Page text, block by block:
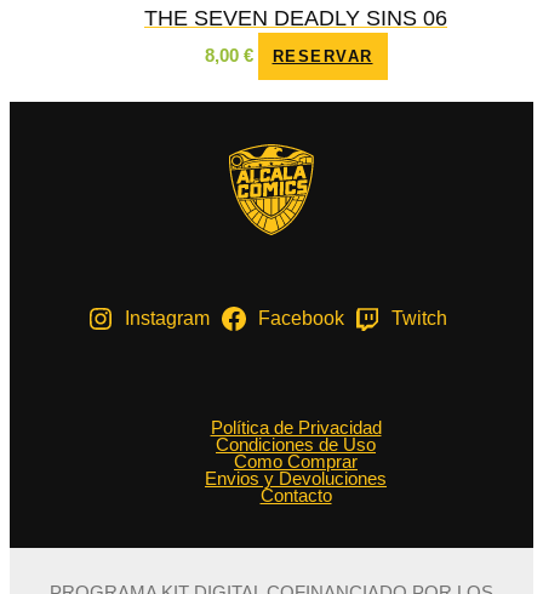
THE SEVEN DEADLY SINS 06
8,00 € RESERVAR
Instagram Facebook Twitch
Política de Privacidad
Condiciones de Uso
Como Comprar
Envios y Devoluciones
Contacto